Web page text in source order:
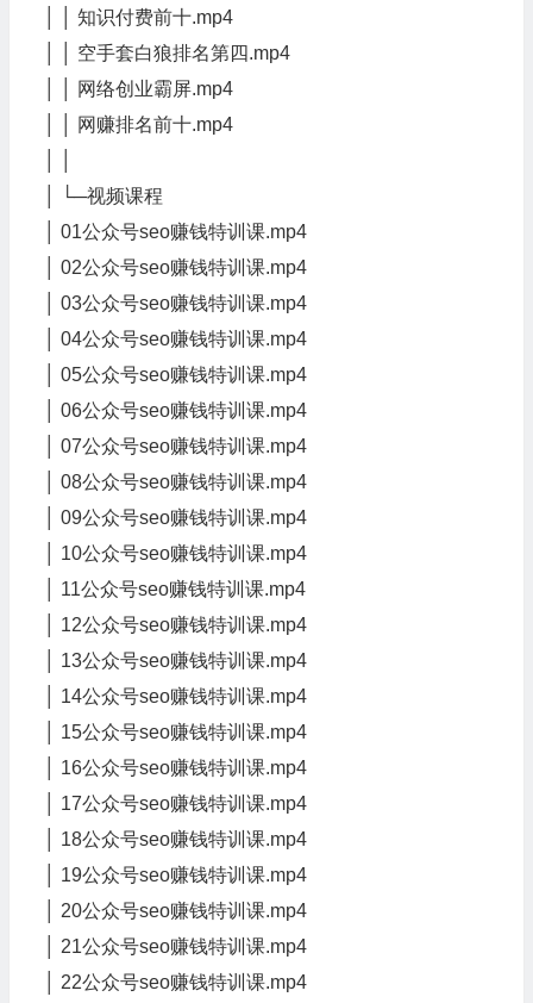
│ │ 知识付费前十.mp4
│ │ 空手套白狼排名第四.mp4
│ │ 网络创业霸屏.mp4
│ │ 网赚排名前十.mp4
│ └─视频课程
│ 01公众号seo赚钱特训课.mp4
│ 02公众号seo赚钱特训课.mp4
│ 03公众号seo赚钱特训课.mp4
│ 04公众号seo赚钱特训课.mp4
│ 05公众号seo赚钱特训课.mp4
│ 06公众号seo赚钱特训课.mp4
│ 07公众号seo赚钱特训课.mp4
│ 08公众号seo赚钱特训课.mp4
│ 09公众号seo赚钱特训课.mp4
│ 10公众号seo赚钱特训课.mp4
│ 11公众号seo赚钱特训课.mp4
│ 12公众号seo赚钱特训课.mp4
│ 13公众号seo赚钱特训课.mp4
│ 14公众号seo赚钱特训课.mp4
│ 15公众号seo赚钱特训课.mp4
│ 16公众号seo赚钱特训课.mp4
│ 17公众号seo赚钱特训课.mp4
│ 18公众号seo赚钱特训课.mp4
│ 19公众号seo赚钱特训课.mp4
│ 20公众号seo赚钱特训课.mp4
│ 21公众号seo赚钱特训课.mp4
│ 22公众号seo赚钱特训课.mp4